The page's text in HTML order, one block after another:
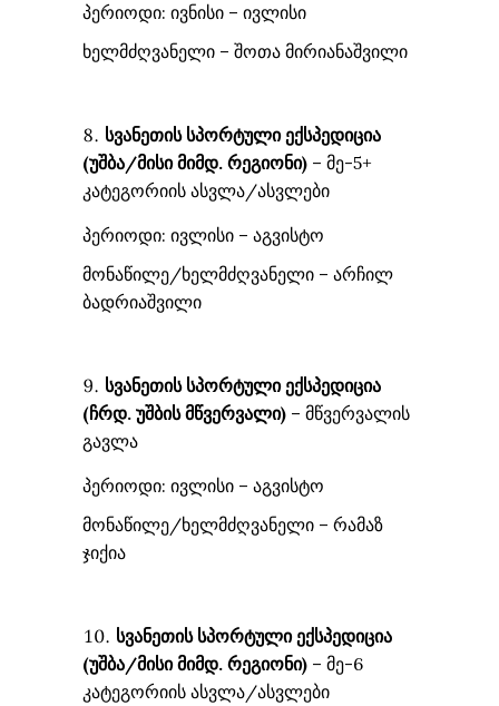
პერიოდი: ივნისი – ივლისი
ხელმძღვანელი – შოთა მირიანაშვილი
სვანეთის სპორტული ექსპედიცია
(უშბა/მისი მიმდ. რეგიონი) – მე-5+
კატეგორიის ასვლა/ასვლები
პერიოდი: ივლისი – აგვისტო
მონაწილე/ხელმძღვანელი – არჩილ
ბადრიაშვილი
სვანეთის სპორტული ექსპედიცია
(ჩრდ. უშბის მწვერვალი) – მწვერვალის
გავლა
პერიოდი: ივლისი – აგვისტო
მონაწილე/ხელმძღვანელი – რამაზ
ჯიქია
სვანეთის სპორტული ექსპედიცია
(უშბა/მისი მიმდ. რეგიონი) – მე-6
კატეგორიის ასვლა/ასვლები